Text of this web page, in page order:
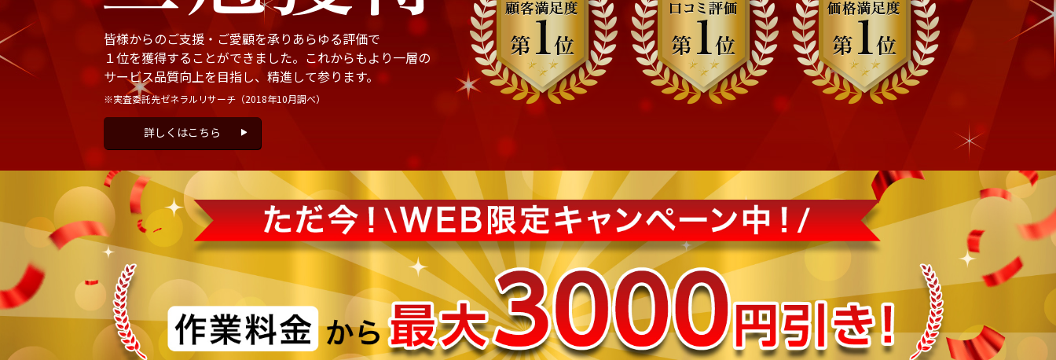
皆様からのご支援・ご愛顧を承りあらゆる評価で
１位を獲得することができました。これからもより一層の
サービス品質向上を目指し、精進して参ります。
※実査委託先ゼネラルリサーチ （2018年10月調べ）
詳しくはこちら